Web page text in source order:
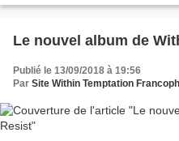
Le nouvel album de
Publié le 13/09/2018 à 19:56
Par Site Within Temptation